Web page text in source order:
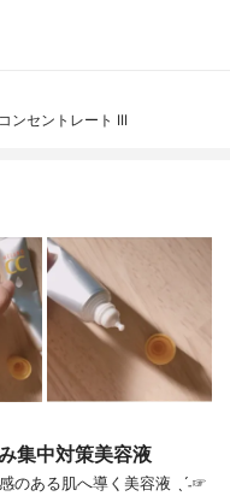
ンセントレート III
集中対策美容液
のある肌へ導く美容液 ˎˊ˗☞